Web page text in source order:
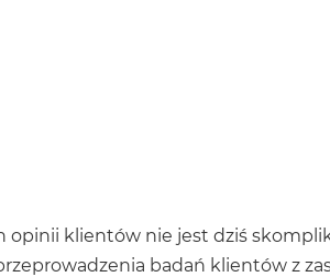
klientów nie jest dziś
badań klientów z